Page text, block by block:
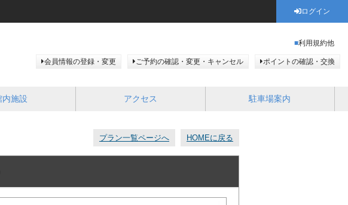
ログイン
利用規約他
会員情報の登録・変更 ご予約の確認・変更・キャンセル ポイントの確認・交換
内施設 アクセス 駐車場案内
プラン一覧ページへ HOMEに戻る